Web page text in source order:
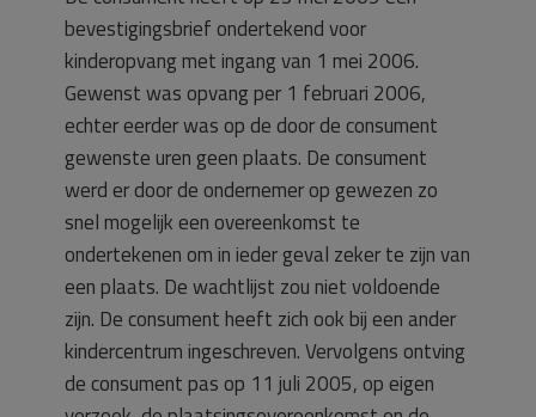
bevestigingsbrief ondertekend voor
kinderopvang met ingang van 1 mei 2006.
Gewenst was opvang per 1 februari 2006,
echter eerder was op de door de consument
gewenste uren geen plaats. De consument
werd er door de ondernemer op gewezen zo
snel mogelijk een overeenkomst te
ondertekenen om in ieder geval zeker te zijn van
een plaats. De wachtlijst zou niet voldoende
zijn. De consument heeft zich ook bij een ander
kindercentrum ingeschreven. Vervolgens ontving
de consument pas op 11 juli 2005, op eigen